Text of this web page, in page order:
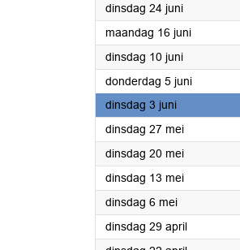
dinsdag 24 juni2025
maandag 16 juni2025
dinsdag 10 juni2025
donderdag 5 juni2025
dinsdag 3 juni2025
dinsdag 27 mei2025
dinsdag 20 mei2025
dinsdag 13 mei2025
dinsdag 6 mei2025
dinsdag 29 april2025